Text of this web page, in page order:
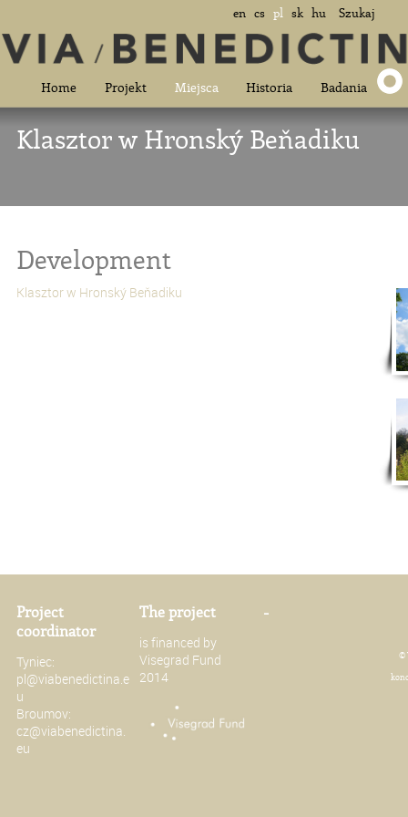
en cs pl sk hu Szukaj
Home Projekt Miejsca Historia Badania
Klasztor w Hronský Beňadiku
Development
Klasztor w Hronský Beňadiku
Project
coordinator
Tyniec:
pl@viabenedictina.e
u
Broumov:
cz@viabenedictina.
eu
The project
is financed by
Visegrad Fund
2014
-
©